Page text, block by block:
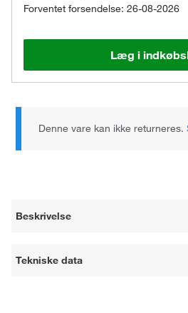
Forventet forsendelse: 26-08-2026
Læg i
Denne vare kan ikke returneres.
Beskrivelse
Tekniske data